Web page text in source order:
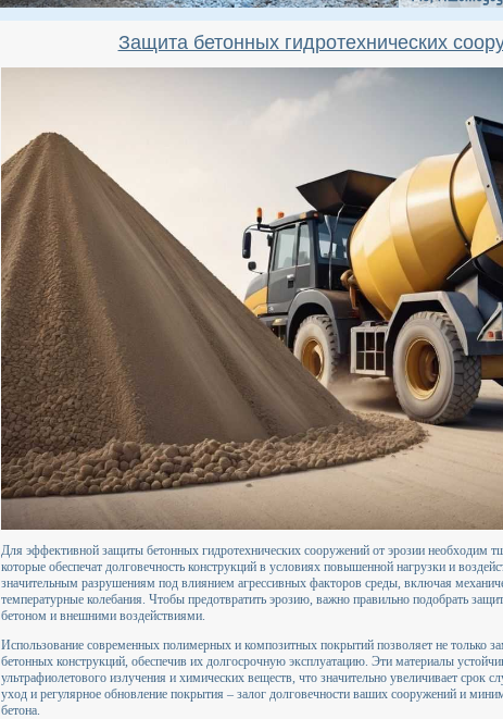
Защита бетонных гидротехнических
Для эффективной защиты бетонных гидротехнических сооружений от эрозии необходим
которые обеспечат долговечность конструкций в условиях повышенной нагрузки и
значительным разрушениям под влиянием агрессивных факторов среды, включая
температурные колебания. Чтобы предотвратить эрозию, важно правильно подобрать
бетоном и внешними воздействиями.
Использование современных полимерных и композитных покрытий позволяет не только
бетонных конструкций, обеспечив их долгосрочную эксплуатацию. Эти материалы
ультрафиолетового излучения и химических веществ, что значительно увеличивает срок
уход и регулярное обновление покрытия – залог долговечности ваших сооружений и
бетона.